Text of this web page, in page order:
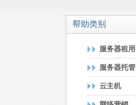
帮助类别
服务器租用
服务器托管
云主机